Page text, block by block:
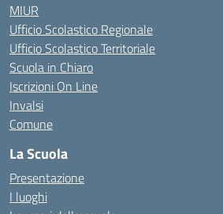
MIUR
Ufficio Scolastico Regionale
Ufficio Scolastico Territoriale
Scuola in Chiaro
Iscrizioni On Line
Invalsi
Comune
La Scuola
Presentazione
I luoghi